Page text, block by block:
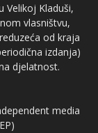
Velikoj Kladuši,
vlasništvu,
od kraja
izdanja)
djelatnost.
media